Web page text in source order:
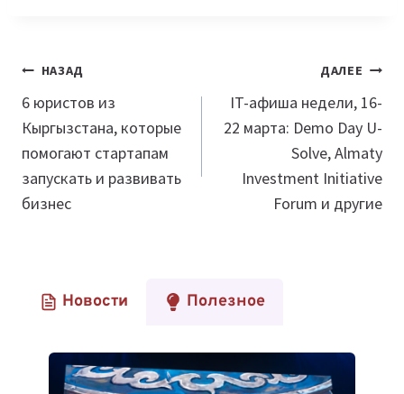
Навигация
по
записям
НАЗАД
6 юристов из
Кыргызстана, которые
помогают стартапам
запускать и развивать
бизнес
ДАЛЕЕ
IT-афиша недели, 16-
22 марта: Demo Day U-
Solve, Almaty
Investment Initiative
Forum и другие
Новости Полезное